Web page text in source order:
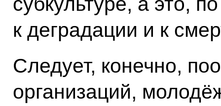
к деградации и к
Следует, конечно,
организаций,